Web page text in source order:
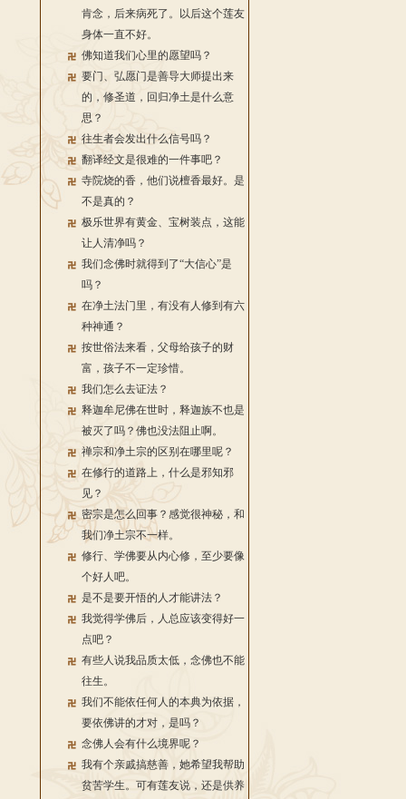
肯念，后来病死了。以后这个莲友
身体一直不好。
佛知道我们心里的愿望吗？
要门、弘愿门是善导大师提出来
的，修圣道，回归净土是什么意
思？
往生者会发出什么信号吗？
翻译经文是很难的一件事吧？
寺院烧的香，他们说檀香最好。是
不是真的？
极乐世界有黄金、宝树装点，这能
让人清净吗？
我们念佛时就得到了“大信心”是
吗？
在净土法门里，有没有人修到有六
种神通？
按世俗法来看，父母给孩子的财
富，孩子不一定珍惜。
我们怎么去证法？
释迦牟尼佛在世时，释迦族不也是
被灭了吗？佛也没法阻止啊。
禅宗和净土宗的区别在哪里呢？
在修行的道路上，什么是邪知邪
见？
密宗是怎么回事？感觉很神秘，和
我们净土宗不一样。
修行、学佛要从内心修，至少要像
个好人吧。
是不是要开悟的人才能讲法？
我觉得学佛后，人总应该变得好一
点吧？
有些人说我品质太低，念佛也不能
往生。
我们不能依任何人的本典为依据，
要依佛讲的才对，是吗？
念佛人会有什么境界呢？
我有个亲戚搞慈善，她希望我帮助
贫苦学生。可有莲友说，还是供养